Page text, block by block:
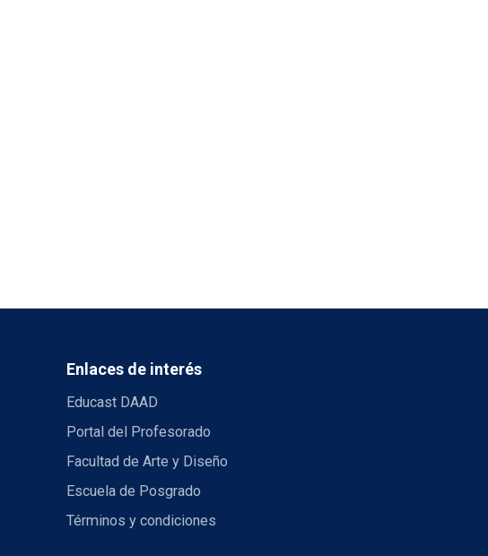
Enlaces de interés
Educast DAAD
Portal del Profesorado
Facultad de Arte y Diseño
Escuela de Posgrado
Términos y condiciones